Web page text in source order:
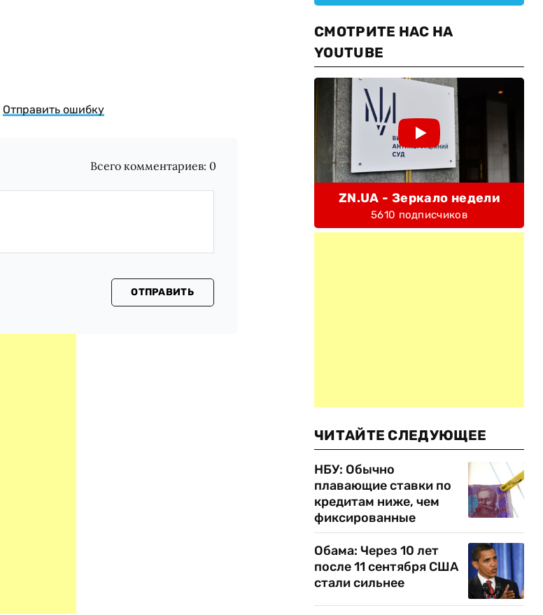
Отправить ошибку
Всего комментариев: 0
ОТПРАВИТЬ
СМОТРИТЕ НАС НА
YOUTUBE
ZN.UA - Зеркало недели
5610 подписчиков
ЧИТАЙТЕ СЛЕДУЮЩЕЕ
НБУ: Обычно
плавающие ставки по
кредитам ниже, чем
фиксированные
Обама: Через 10 лет
после 11 сентября США
стали сильнее